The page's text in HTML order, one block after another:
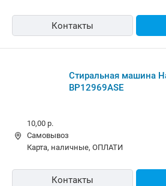
Контакты
Стиральная машина
BP12969ASE
10,00 р.
Самовывоз
карта, наличные, ОПЛАТИ
Контакты